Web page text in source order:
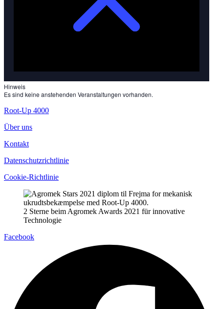
Hinweis
Es sind keine anstehenden Veranstaltungen vorhanden.
Root-Up 4000
Über uns
Kontakt
Datenschutzrichtlinie
Cookie-Richtlinie
2 Sterne beim Agromek Awards 2021 für innovative
Technologie
Facebook